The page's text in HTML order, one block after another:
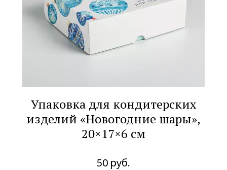
Упаковка для кондитерских
изделий «Новогодние шары»,
20×17×6 см
50 руб.